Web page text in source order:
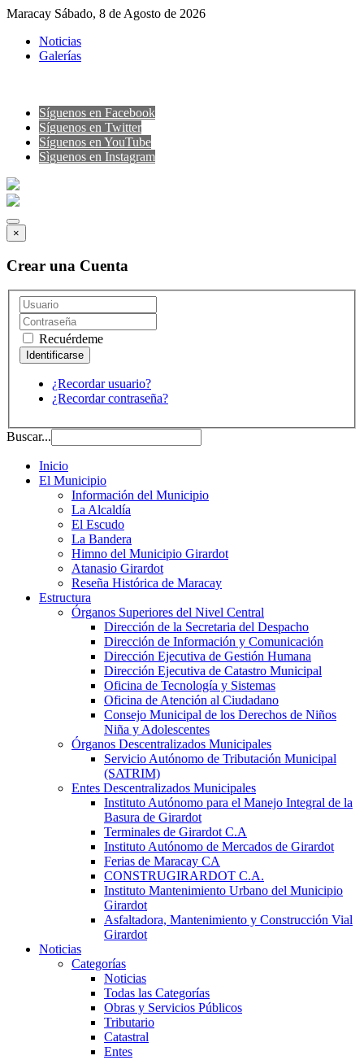
Maracay Sábado, 8 de Agosto de 2026
Noticias
Galerías
Síguenos en Facebook
Síguenos en Twitter
Síguenos en YouTube
Sìguenos en Instagram
×
Crear una Cuenta
Recuérdeme
¿Recordar usuario?
¿Recordar contraseña?
Buscar...
Inicio
El Municipio
Información del Municipio
La Alcaldía
El Escudo
La Bandera
Himno del Municipio Girardot
Atanasio Girardot
Reseña Histórica de Maracay
Estructura
Órganos Superiores del Nivel Central
Dirección de la Secretaria del Despacho
Dirección de Información y Comunicación
Dirección Ejecutiva de Gestión Humana
Dirección Ejecutiva de Catastro Municipal
Oficina de Tecnología y Sistemas
Oficina de Atención al Ciudadano
Consejo Municipal de los Derechos de Niños
Niña y Adolescentes
Órganos Descentralizados Municipales
Servicio Autónomo de Tributación Municipal
(SATRIM)
Entes Descentralizados Municipales
Instituto Autónomo para el Manejo Integral de la
Basura de Girardot
Terminales de Girardot C.A
Instituto Autónomo de Mercados de Girardot
Ferias de Maracay CA
CONSTRUGIRARDOT C.A.
Instituto Mantenimiento Urbano del Municipio
Girardot
Asfaltadora, Mantenimiento y Construcción Vial
Girardot
Noticias
Categorías
Noticias
Todas las Categorías
Obras y Servicios Públicos
Tributario
Catastral
Entes